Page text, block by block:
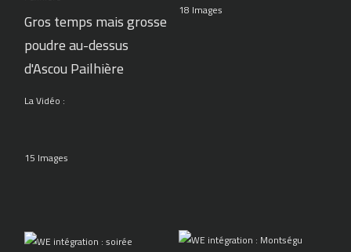
Gros temps mais grosse
poudre au-dessus
d'Ascou Pailhière
La Vidéo :
15 Images
18 Images